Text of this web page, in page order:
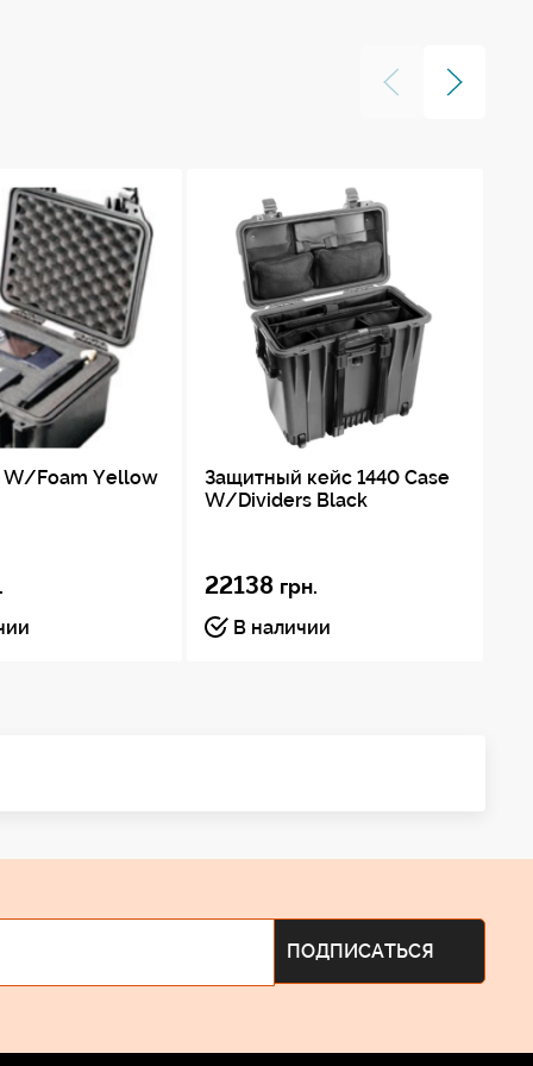
W/Foam Yellow
Защитный кейс 1440 Case
W/Dividers Black
22138 грн.
В наличии